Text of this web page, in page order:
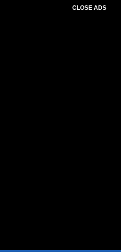
CLOSE ADS